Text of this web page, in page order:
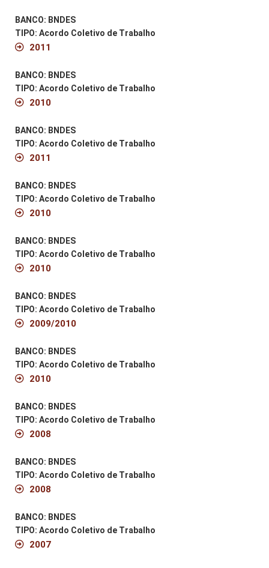
BANCO: BNDES
TIPO: Acordo Coletivo de Trabalho
2011
BANCO: BNDES
TIPO: Acordo Coletivo de Trabalho
2010
BANCO: BNDES
TIPO: Acordo Coletivo de Trabalho
2011
BANCO: BNDES
TIPO: Acordo Coletivo de Trabalho
2010
BANCO: BNDES
TIPO: Acordo Coletivo de Trabalho
2010
BANCO: BNDES
TIPO: Acordo Coletivo de Trabalho
2009/2010
BANCO: BNDES
TIPO: Acordo Coletivo de Trabalho
2010
BANCO: BNDES
TIPO: Acordo Coletivo de Trabalho
2008
BANCO: BNDES
TIPO: Acordo Coletivo de Trabalho
2008
BANCO: BNDES
TIPO: Acordo Coletivo de Trabalho
2007